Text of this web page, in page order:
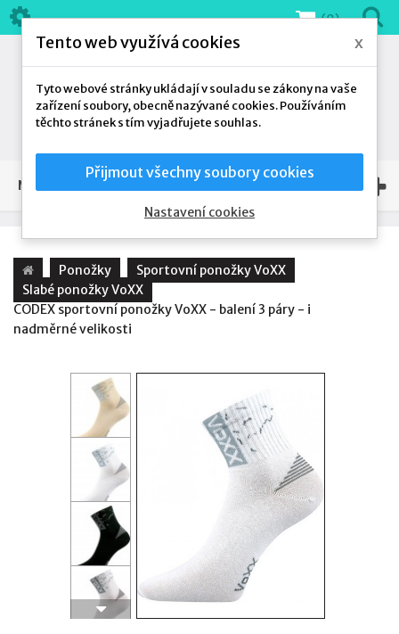
(0)
NAŠE NABÍDKA
Ponožky
Sportovní ponožky VoXX
Slabé ponožky VoXX
CODEX sportovní ponožky VoXX - balení 3 páry - i
nadměrné velikosti
Tento web využívá cookies x
Tyto webové stránky ukládají v souladu se zákony na vaše
zařízení soubory, obecně nazývané cookies. Používáním
těchto stránek s tím vyjadřujete souhlas.
Přijmout všechny soubory cookies
Nastavení cookies